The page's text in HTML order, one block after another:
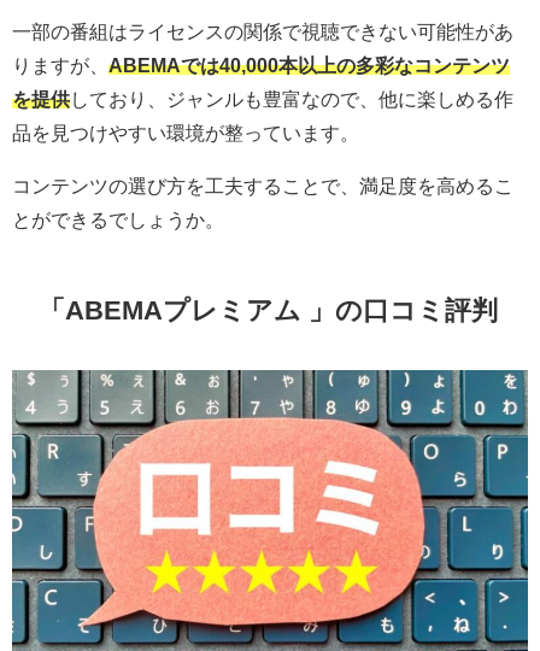
一部の番組はライセンスの関係で視聴できない可能性があ
りますが、 ABEMAでは40,000本以上の多彩なコンテンツ
を提供しており、ジャンルも豊富なので、他に楽しめる作
品を見つけやすい環境が整っています。
コンテンツの選び方を工夫することで、満足度を高めるこ
とができるでしょうか。
「ABEMAプレミアム 」の口コミ評判